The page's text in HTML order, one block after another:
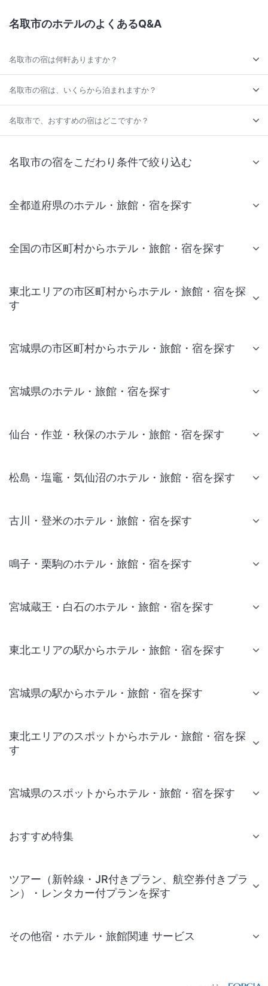
名取市のホテルのよくあるQ&A
名取市の宿は何軒ありますか？
名取市の宿は、いくらから泊まれますか？
名取市で、おすすめの宿はどこですか？
名取市の宿をこだわり条件で絞り込む
全都道府県のホテル・旅館・宿を探す
全国の市区町村からホテル・旅館・宿を探す
東北エリアの市区町村からホテル・旅館・宿を探
す
宮城県の市区町村からホテル・旅館・宿を探す
宮城県のホテル・旅館・宿を探す
仙台・作並・秋保のホテル・旅館・宿を探す
松島・塩竈・気仙沼のホテル・旅館・宿を探す
古川・登米のホテル・旅館・宿を探す
鳴子・栗駒のホテル・旅館・宿を探す
宮城蔵王・白石のホテル・旅館・宿を探す
東北エリアの駅からホテル・旅館・宿を探す
宮城県の駅からホテル・旅館・宿を探す
東北エリアのスポットからホテル・旅館・宿を探
す
宮城県のスポットからホテル・旅館・宿を探す
おすすめ特集
ツアー（新幹線・JR付きプラン、航空券付きプラ
ン）・レンタカー付プランを探す
その他宿・ホテル・旅館関連 サービス